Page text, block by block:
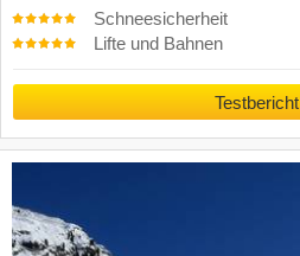
Schneesicherheit
Lifte und Bahnen
Testbericht